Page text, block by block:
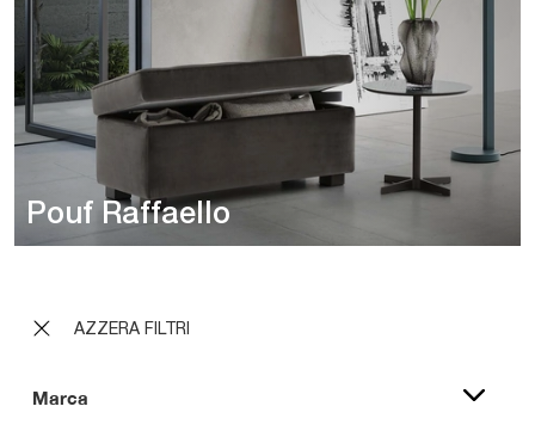
AZZERA FILTRI
Marca
Pouf Raffaello